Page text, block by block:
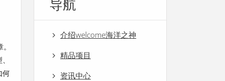
何
导航
介绍welcome海洋之神
精品项目
资讯中心